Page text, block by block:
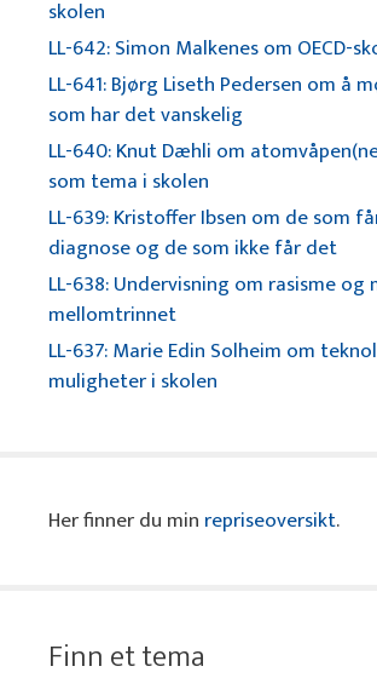
skolen
LL-642: Simon Malkenes om OECD-
LL-641: Bjørg Liseth Pedersen om å
som har det vanskelig
LL-640: Knut Dæhli om
som tema i skolen
LL-639: Kristoffer Ibsen om de som
diagnose og de som ikke får det
LL-638: Undervisning om rasisme
mellomtrinnet
LL-637: Marie Edin Solheim om
muligheter i skolen
Her finner du min repriseoversikt.
Finn et tema